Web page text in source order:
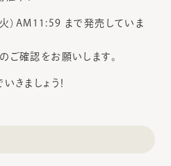
）AM11:59 まで発売していま
ご確認をお願いします。
きましょう！